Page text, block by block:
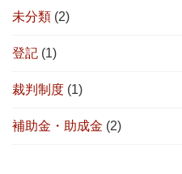
未分類 (2)
登記 (1)
裁判制度 (1)
補助金・助成金 (2)